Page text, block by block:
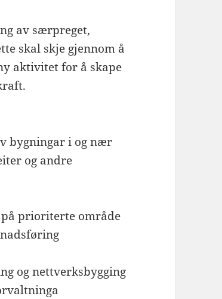
av særpreget,
skal skje gjennom å
aktivitet for å skape
bygningar i og nær
og andre
prioriterte område
og nettverksbygging